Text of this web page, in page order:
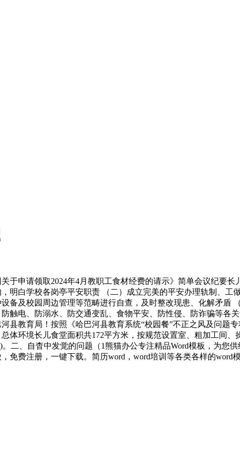
申请领取2024年4月教职工食材经费的请示》简单会议纪要长
明白学校各岗亭平安职责 （二）成立完美的平安办理轨制、
备及校园周边管理等范畴进行自查，及时整改现患、化解矛盾
触电、防溺水、防交通变乱、食物平安、防性侵、防诈骗等各
县教育局！按照《哈巴河县教育系统“校园餐”不正之风及问题
体环境长儿食堂面积共172平方米，按规范设置室、粗加工间
二、自杳中发觉的问题（1熊猫办公专注精品Word模板，为您
免费注册，一键下载。简历word，word培训等各类各样的word模